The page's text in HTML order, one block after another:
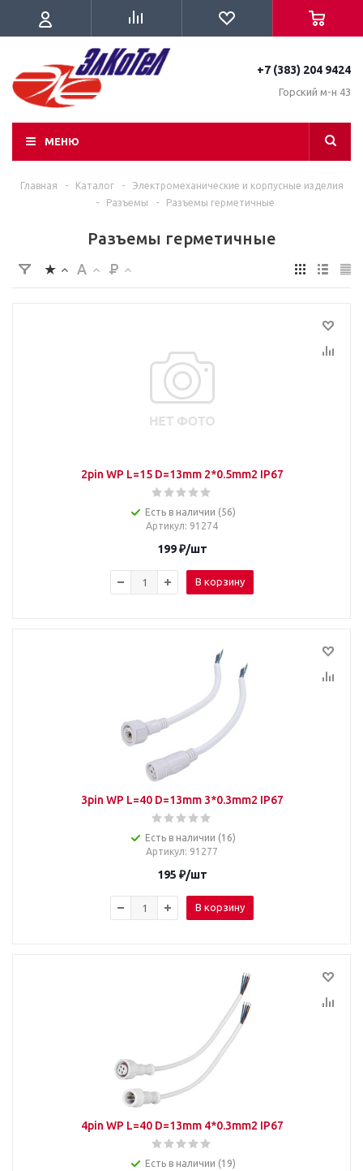
+7 (383) 204 9424
Горский м-н 43
МЕНЮ
Главная - Каталог -
Электромеханические и корпусные изделия
-
Разъемы - Разъемы герметичные
Разъемы герметичные
2pin WP L=15 D=13mm 2*0.5mm2 IP67
Есть в наличии (56)
Артикул: 91274
199₽/шт
В корзину
3pin WP L=40 D=13mm 3*0.3mm2 IP67
Есть в наличии (16)
Артикул: 91277
195 ₽/шт
В корзину
4pin WP L=40 D=13mm 4*0.3mm2 IP67
Есть в наличии (19)